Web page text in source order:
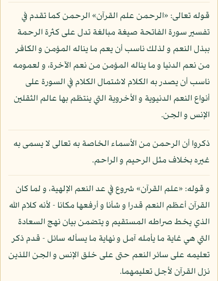
قوله تعالى: «الرحمن علم القرآن» الرحمن كما تقدم في
تفسير سورة الفاتحة صيغة مبالغة تدل على كثرة الرحمة
ببذل النعم و لذلك ناسب أن يعم ما يناله المؤمن و الكافر
من نعم الدنيا و ما يناله المؤمن من نعم الآخرة، و لعمومه
ناسب أن يصدر به الكلام لاشتمال الكلام في السورة على
أنواع النعم الدنيوية و الأخروية التي ينتظم بها عالم الثقلين
الإنس و الجن.
ذكروا أن الرحمن من الأسماء الخاصة به تعالى لا يسمى به
غيره بخلاف مثل الرحيم و الراحم.
و قوله: «علم القرآن» شروع في عد النعم الإلهية، و لما كان
القرآن أعظم النعم قدرا و شأنا و أرفعها مكانا - لأنه كلام الله
الذي يخط صراطه المستقيم و يتضمن بيان نهج السعادة
التي هي غاية ما يأمله آمل و نهاية ما يسأله سائل - قدم ذكر
تعليمه على سائر النعم حتى على خلق الإنس و الجن اللذين
نزل القرآن لأجل تعليمهما.